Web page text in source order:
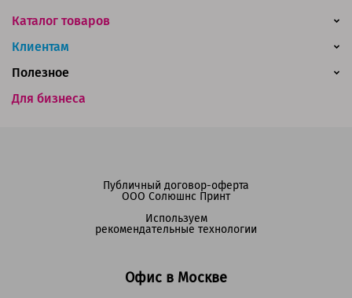
Каталог товаров
Клиентам
Для бизнеса
Полезное
Офис в Москве
Публичный договор-оферта
ООО Солюшнс Принт
Используем
рекомендательные технологии